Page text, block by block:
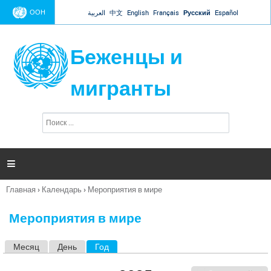
Jump to navigation
ООН العربية 中文 English Français Русский Español
Беженцы и
мигранты
п
и

Вы
Главная › Календарь › Мероприятия в мире
Мероприятия в мире
Месяц День Год